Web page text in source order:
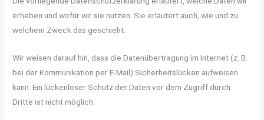
erheben und wofür wir sie nutzen. Sie erläutert auch, wie und zu
welchem Zweck das geschieht.
Wir weisen darauf hin, dass die Datenübertragung im Internet (z. B.
bei der Kommunikation per E-Mail) Sicherheitslücken aufweisen
kann. Ein lückenloser Schutz der Daten vor dem Zugriff durch
Dritte ist nicht möglich.